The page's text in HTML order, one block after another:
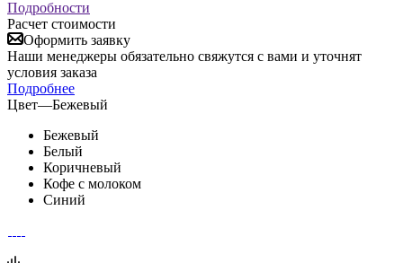
Подробности
Расчет стоимости
Оформить заявку
Наши менеджеры обязательно свяжутся с вами и уточнят
условия заказа
Подробнее
Цвет—Бежевый
Бежевый
Белый
Коричневый
Кофе с молоком
Синий